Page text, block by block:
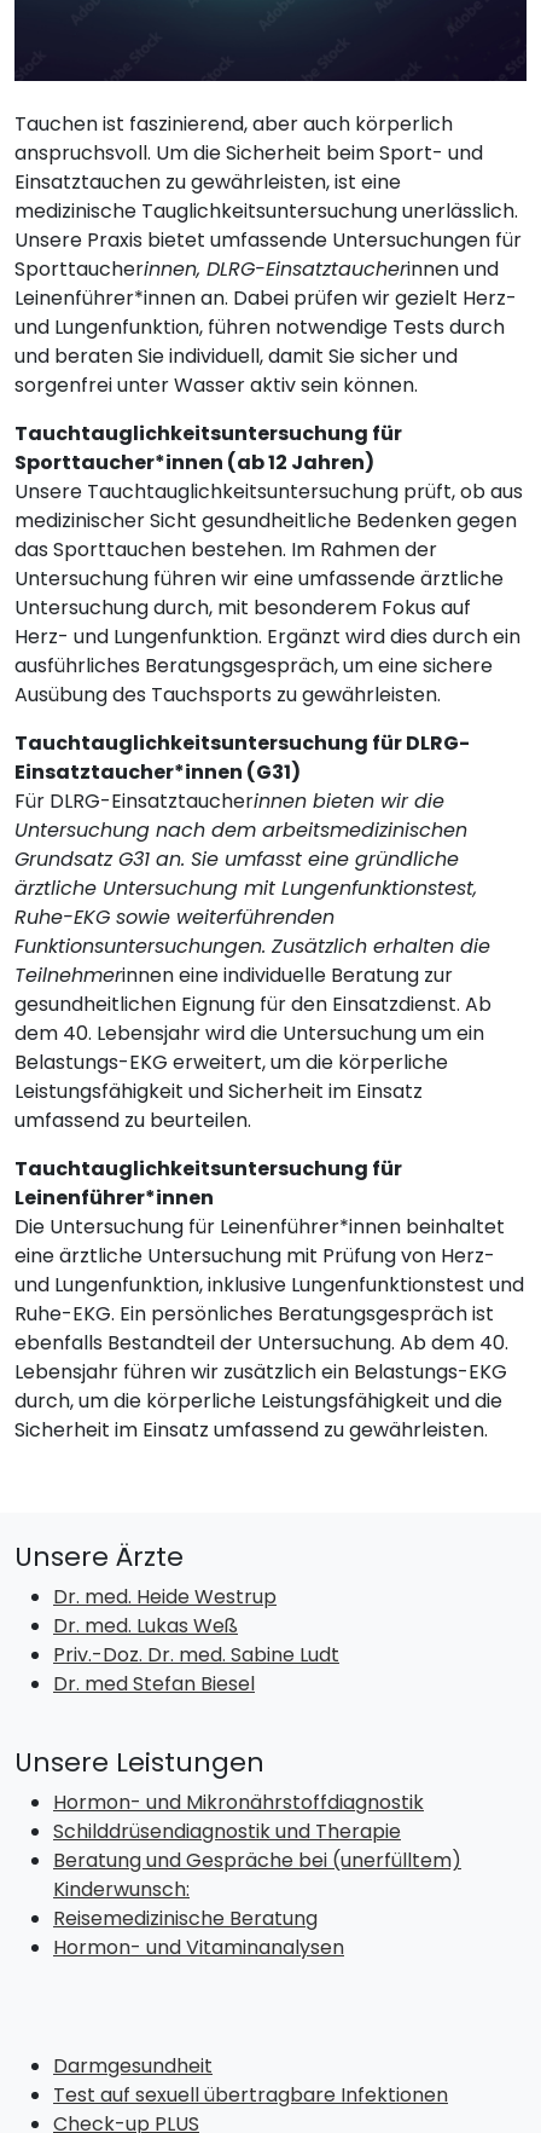
Tauchen ist faszinierend, aber auch körperlich
anspruchsvoll. Um die Sicherheit beim Sport- und
Einsatztauchen zu gewährleisten, ist eine
medizinische Tauglichkeitsuntersuchung unerlässlich.
Unsere Praxis bietet umfassende Untersuchungen für
Sporttaucherinnen, DLRG-Einsatztaucherinnen und
Leinenführer*innen an. Dabei prüfen wir gezielt Herz-
und Lungenfunktion, führen notwendige Tests durch
und beraten Sie individuell, damit Sie sicher und
sorgenfrei unter Wasser aktiv sein können.
Tauchtauglichkeitsuntersuchung für
Sporttaucher*innen (ab 12 Jahren)
Unsere Tauchtauglichkeitsuntersuchung prüft, ob aus
medizinischer Sicht gesundheitliche Bedenken gegen
das Sporttauchen bestehen. Im Rahmen der
Untersuchung führen wir eine umfassende ärztliche
Untersuchung durch, mit besonderem Fokus auf
Herz- und Lungenfunktion. Ergänzt wird dies durch ein
ausführliches Beratungsgespräch, um eine sichere
Ausübung des Tauchsports zu gewährleisten.
Tauchtauglichkeitsuntersuchung für DLRG-
Einsatztaucher*innen (G31)
Für DLRG-Einsatztaucherinnen bieten wir die
Untersuchung nach dem arbeitsmedizinischen
Grundsatz G31 an. Sie umfasst eine gründliche
ärztliche Untersuchung mit Lungenfunktionstest,
Ruhe-EKG sowie weiterführenden
Funktionsuntersuchungen. Zusätzlich erhalten die
Teilnehmerinnen eine individuelle Beratung zur
gesundheitlichen Eignung für den Einsatzdienst. Ab
dem 40. Lebensjahr wird die Untersuchung um ein
Belastungs-EKG erweitert, um die körperliche
Leistungsfähigkeit und Sicherheit im Einsatz
umfassend zu beurteilen.
Tauchtauglichkeitsuntersuchung für
Leinenführer*innen
Die Untersuchung für Leinenführer*innen beinhaltet
eine ärztliche Untersuchung mit Prüfung von Herz-
und Lungenfunktion, inklusive Lungenfunktionstest und
Ruhe-EKG. Ein persönliches Beratungsgespräch ist
ebenfalls Bestandteil der Untersuchung. Ab dem 40.
Lebensjahr führen wir zusätzlich ein Belastungs-EKG
durch, um die körperliche Leistungsfähigkeit und die
Sicherheit im Einsatz umfassend zu gewährleisten.
Unsere Ärzte
Dr. med. Heide Westrup
Dr. med. Lukas Weß
Priv.-Doz. Dr. med. Sabine Ludt
Dr. med Stefan Biesel
Unsere Leistungen
Hormon- und Mikronährstoffdiagnostik
Schilddrüsendiagnostik und Therapie
Beratung und Gespräche bei (unerfülltem)
Kinderwunsch:
Reisemedizinische Beratung
Hormon- und Vitaminanalysen
Darmgesundheit
Test auf sexuell übertragbare Infektionen
Check-up PLUS